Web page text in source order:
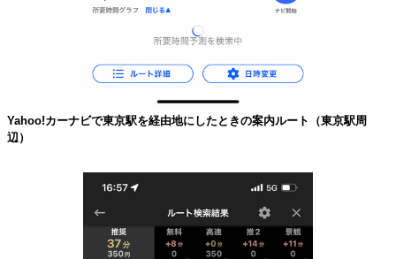
Yahoo!カーナビで東京駅を経由地にしたときの案内ルート（東京駅周
辺）